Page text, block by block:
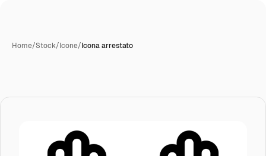
Home/Stock/Icone/Icona arrestato